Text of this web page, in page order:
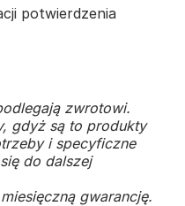
potwierdzenia
zwrotowi.
gdyż są to produkty
i specyficzne
do dalszej
gwarancję.